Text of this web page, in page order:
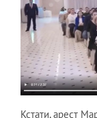
Кстати, арест